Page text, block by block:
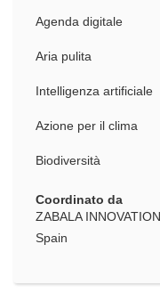
Agenda digitale
Aria pulita
Intelligenza artificiale
Azione per il clima
Biodiversità
Coordinato da
ZABALA
Spain